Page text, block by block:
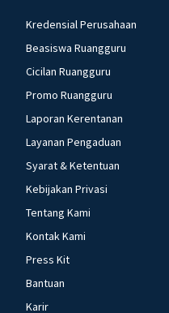
Kredensial Perusahaan
Beasiswa Ruangguru
Cicilan Ruangguru
Promo Ruangguru
Laporan Kerentanan
Layanan Pengaduan
Syarat & Ketentuan
Kebijakan Privasi
Tentang Kami
Kontak Kami
Press Kit
Bantuan
Karir